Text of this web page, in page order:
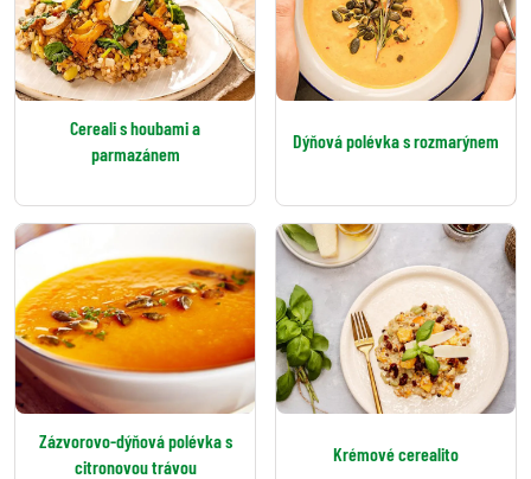
Cereali s houbami a
parmazánem
Dýňová polévka s rozmarýnem
Zázvorovo-dýňová polévka s
citronovou trávou
Krémové cerealito